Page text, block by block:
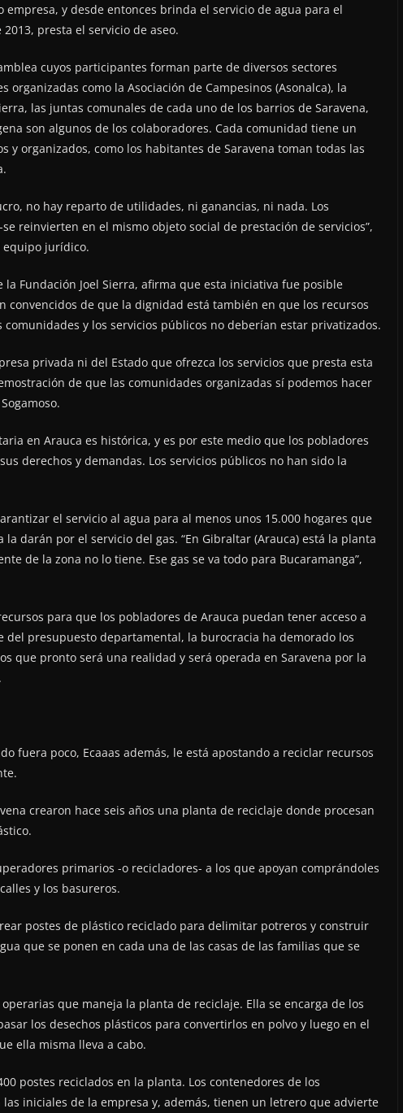
empresa, y desde entonces brinda el servicio de agua para el
presta el servicio de aseo.
cuyos participantes forman parte de diversos sectores
organizadas como la Asociación de Campesinos (Asonalca), la
las juntas comunales de cada uno de los barrios de Saravena,
son algunos de los colaboradores. Cada comunidad tiene un
y organizados, como los habitantes de Saravena toman todas las
no hay reparto de utilidades, ni ganancias, ni nada. Los
reinvierten en el mismo objeto social de prestación de servicios”,
equipo jurídico.
la Fundación Joel Sierra, afirma que esta iniciativa fue posible
convencidos de que la dignidad está también en que los recursos
y los servicios públicos no deberían estar privatizados.
privada ni del Estado que ofrezca los servicios que presta esta
de que las comunidades organizadas sí podemos hacer
en Arauca es histórica, y es por este medio que los pobladores
derechos y demandas. Los servicios públicos no han sido la
el servicio al agua para al menos unos 15.000 hogares que
darán por el servicio del gas. “En Gibraltar (Arauca) está la planta
de la zona no lo tiene. Ese gas se va todo para Bucaramanga”,
para que los pobladores de Arauca puedan tener acceso a
del presupuesto departamental, la burocracia ha demorado los
que pronto será una realidad y será operada en Saravena por la
fuera poco, Ecaaas además, le está apostando a reciclar recursos
crearon hace seis años una planta de reciclaje donde procesan
primarios -o recicladores- a los que apoyan comprándoles
y los basureros.
postes de plástico reciclado para delimitar potreros y construir
que se ponen en cada una de las casas de las familias que se
que maneja la planta de reciclaje. Ella se encarga de los
los desechos plásticos para convertirlos en polvo y luego en el
ella misma lleva a cabo.
postes reciclados en la planta. Los contenedores de los
iniciales de la empresa y, además, tienen un letrero que advierte